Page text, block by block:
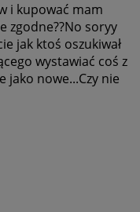
i kupować mam
zgodne??No soryy
jak ktoś oszukiwał
wystawiać coś z
nowe...Czy nie